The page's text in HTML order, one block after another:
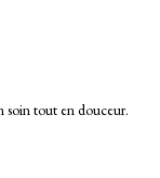
soin tout en douceur.